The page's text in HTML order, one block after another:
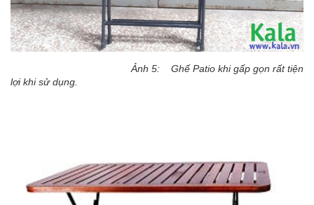
Ảnh 5: Ghế Patio khi gấp gọn rất tiện
lợi khi sử dụng.